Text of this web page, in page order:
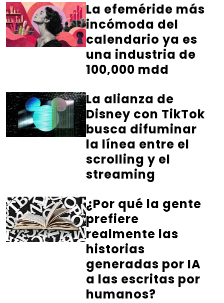
La efeméride más
incómoda del
calendario ya es
una industria de
100,000 mdd
La alianza de
Disney con TikTok
busca difuminar
la línea entre el
scrolling y el
streaming
¿Por qué la gente
prefiere
realmente las
historias
generadas por IA
a las escritas por
humanos?